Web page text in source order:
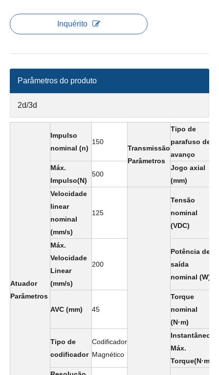
Inquérito
Parâmetros do produto
2d/3d
Atuador
Parâmetros
Impulso
nominal (n)
150
Transmissão
Parâmetros
Tipo de
parafuso de
avanço
Máx.
Impulso(N)
500
Jogo axial
(mm)
Velocidade
linear
nominal
(mm/s)
125
Tensão
nominal
(VDC)
Máx.
Velocidade
Linear
(mm/s)
200
Potência de
saída
nominal (W)
AVC (mm) 45
Torque
nominal
(N·m)
Tipo de
codificador
Codificador
Magnético
Instantâneo
Máx.
Torque(N·m)